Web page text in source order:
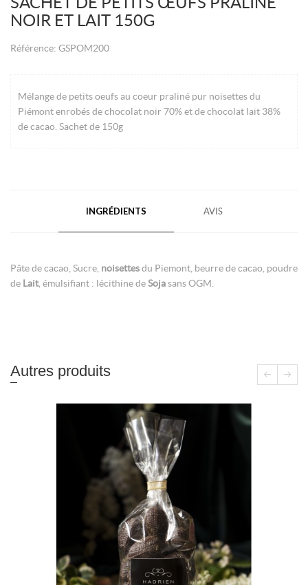
NOIR ET LAIT 150G
Référence: GSPOM200
Mélange de petits oeufs au coeur praliné pur noisettes du
Piémont enrobés de chocolat noir 70% et de chocolat lait 38%
de cacao. Sachet de 150g
INGRÉDIENTS AVIS
Pâte de cacao, Sucre, noisettesdu Piemont, beurre de cacao, poudre
de Lait, émulsifiant : lécithine deSojasans OGM.
Autres produits